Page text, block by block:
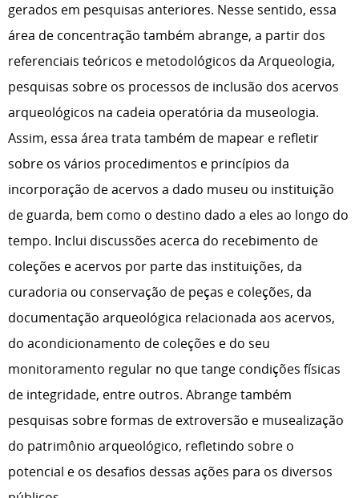
gerados em pesquisas anteriores. Nesse sentido, essa
área de concentração também abrange, a partir dos
referenciais teóricos e metodológicos da Arqueologia,
pesquisas sobre os processos de inclusão dos acervos
arqueológicos na cadeia operatória da museologia.
Assim, essa área trata também de mapear e refletir
sobre os vários procedimentos e princípios da
incorporação de acervos a dado museu ou instituição
de guarda, bem como o destino dado a eles ao longo do
tempo. Inclui discussões acerca do recebimento de
coleções e acervos por parte das instituições, da
curadoria ou conservação de peças e coleções, da
documentação arqueológica relacionada aos acervos,
do acondicionamento de coleções e do seu
monitoramento regular no que tange condições físicas
de integridade, entre outros. Abrange também
pesquisas sobre formas de extroversão e musealização
do patrimônio arqueológico, refletindo sobre o
potencial e os desafios dessas ações para os diversos